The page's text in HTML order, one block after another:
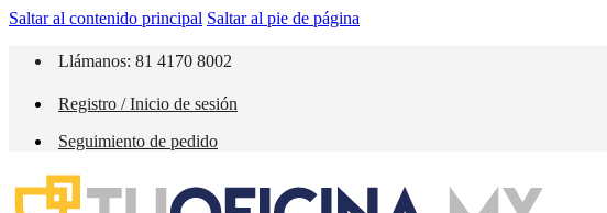
Saltar al contenido principal Saltar al pie de página
Llámanos: 81 4170 8002
Registro / Inicio de sesión
Seguimiento de pedido